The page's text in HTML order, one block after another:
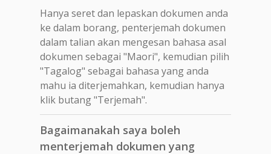
Hanya seret dan lepaskan dokumen anda
ke dalam borang, penterjemah dokumen
dalam talian akan mengesan bahasa asal
dokumen sebagai "Maori", kemudian pilih
"Tagalog" sebagai bahasa yang anda
mahu ia diterjemahkan, kemudian hanya
klik butang "Terjemah".
Bagaimanakah saya boleh
menterjemah dokumen yang